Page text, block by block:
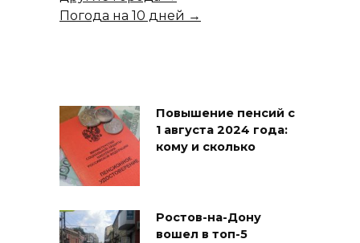
Погода на 10 дней →
Повышение пенсий с
1 августа 2024 года:
кому и сколько
Ростов-на-Дону
вошел в топ-5